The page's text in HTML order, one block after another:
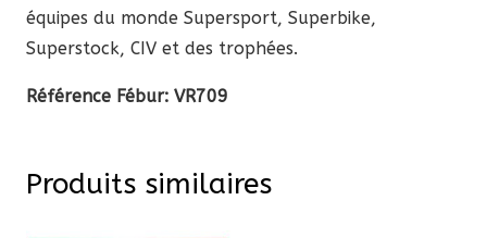
équipes du monde Supersport, Superbike,
Superstock, CIV et des trophées.
Référence Fébur: VR709
Produits similaires